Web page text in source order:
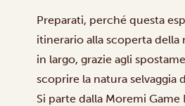
Preparati, perché questa
itinerario alla scoperta della
in largo, grazie agli
scoprire la natura selvaggia
Si parte dalla Moremi Game